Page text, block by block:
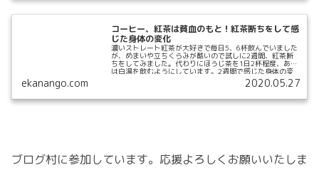
コーヒー、紅茶は貧血のもと！紅茶断ちをして感
じた身体の変化
濃いストレート紅茶が大好きで毎日5、6杯飲んでいました
が、めまいや立ちくらみが酷いので試しに2週間、紅茶断
ちをしてみました。代わりにほうじ茶を1日2杯程度、あと
は白湯を飲むようにしています。2週間で感じた身体の変
ekanango.com 2020.05.27
ブログ村に参加しています。応援よろしくお願いいたしま